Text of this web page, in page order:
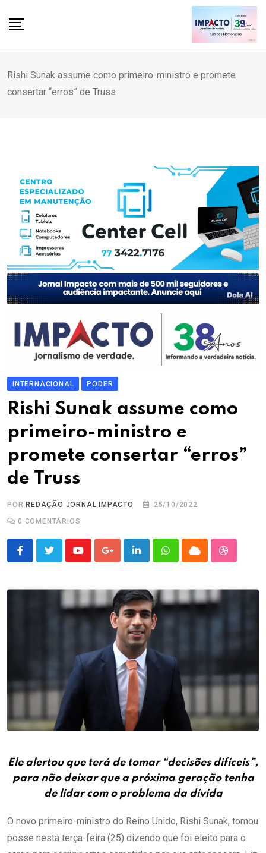
Rishi Sunak assume como primeiro-ministro e promete
consertar “erros” de Truss
INTERNACIONAL PODER
Rishi Sunak assume como
primeiro-ministro e
promete consertar “erros”
de Truss
POR REDAÇÃO JORNAL IMPACTO
25/10/2022
0 COMENTÁRIOS
YoutubeGoogle+LinkedInWhatsappCloud
Ele alertou que terá de tomar “decisões difíceis”,
para não deixar que a próxima geração tenha
de lidar com o problema da dívida
O novo primeiro-ministro do Reino Unido, Rishi Sunak, tomou
posse nesta terça-feira (25) dizendo que foi eleito para o